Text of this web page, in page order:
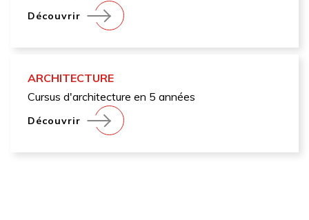
Découvrir
ARCHITECTURE
Cursus d'architecture en 5 années
Découvrir